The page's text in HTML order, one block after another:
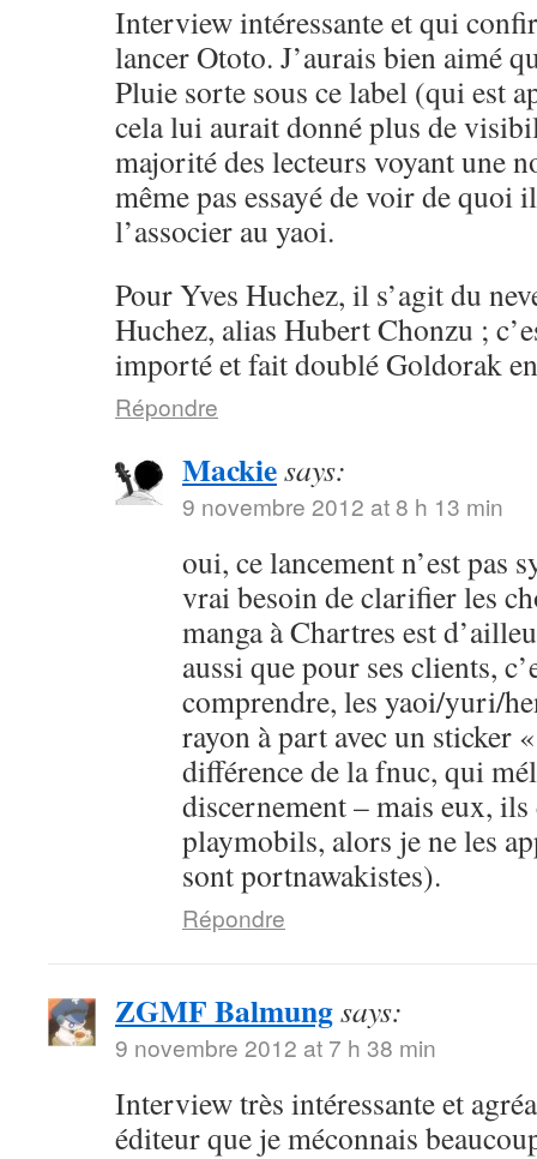
Interview intéressante et qui
lancer Ototo. J’aurais bien aimé
Pluie sorte sous ce label (qui est
cela lui aurait donné plus de
majorité des lecteurs voyant une
même pas essayé de voir de quoi
l’associer au yaoi.
Pour Yves Huchez, il s’agit du
Huchez, alias Hubert Chonzu ;
importé et fait doublé Goldorak
Répondre
Mackiesays:
9 novembre 2012 at 8 h 13 min
oui, ce lancement n’est pas
vrai besoin de clarifier les
manga à Chartres est
aussi que pour ses clients,
comprendre, les yaoi/yuri/
rayon à part avec un sticker
différence de la fnuc, qui
discernement – mais eux, ils
playmobils, alors je ne les
sont portnawakistes).
Répondre
ZGMF Balmungsays:
9 novembre 2012 at 7 h 38 min
Interview très intéressante et
éditeur que je méconnais